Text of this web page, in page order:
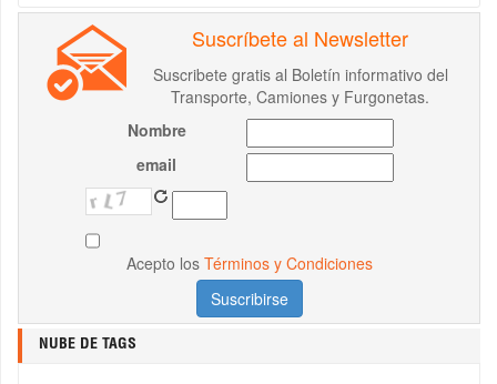
Suscríbete al Newsletter
Suscribete gratis al Boletín informativo del
Transporte, Camiones y Furgonetas.
Nombre
email
Acepto los Términos y Condiciones
NUBE DE TAGS